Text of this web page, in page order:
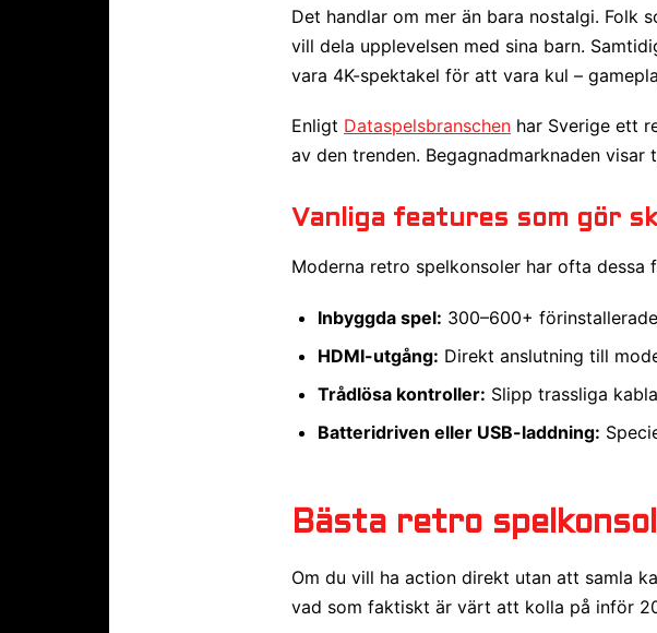
Det handlar om mer än bara nostalgi.
vill dela upplevelsen med sina barn.
vara 4K-spektakel för att vara kul –
Enligt Dataspelsbranschen har Sverige ett
av den trenden. Begagnadmarknaden
Vanliga features som gör
Moderna retro spelkonsoler har ofta dessa
Inbyggda spel: 300–600+
HDMI-utgång: Direkt anslutning till
Trådlösa kontroller: Slipp trassliga
Batteridriven eller USB-laddning:
Bästa retro
Om du vill ha action direkt utan att samla
vad som faktiskt är värt att kolla på inför